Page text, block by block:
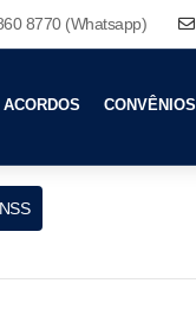
8770 (Whatsapp)
CONVÊNIOS